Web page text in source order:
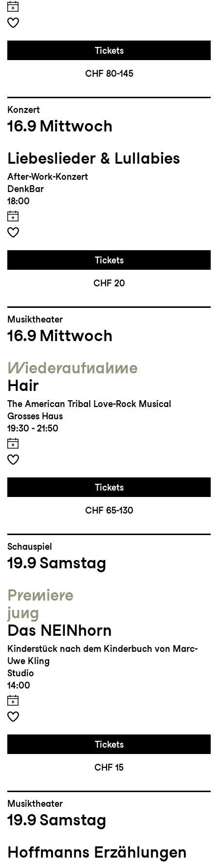
Tickets
CHF 80-145
Konzert
16.9 Mittwoch
Liebeslieder & Lullabies
After-Work-Konzert
DenkBar
18:00
Tickets
CHF 20
Musiktheater
16.9 Mittwoch
Wieder­aufnahme
Hair
The American Tribal Love-Rock Musical
Grosses Haus
19:30 - 21:50
Tickets
CHF 65-130
Schauspiel
19.9 Samstag
Premiere
jung
Das NEINhorn
Kinderstück nach dem Kinderbuch von Marc-
Uwe Kling
Studio
14:00
Tickets
CHF 15
Musiktheater
19.9 Samstag
Hoffmanns Erzählungen